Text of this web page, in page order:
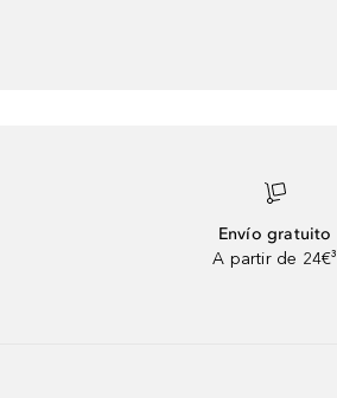
Envío gratuito
A partir de 24€³